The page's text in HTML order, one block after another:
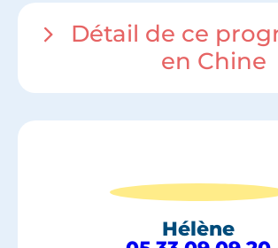
Détail de ce
en Chine
Hélène